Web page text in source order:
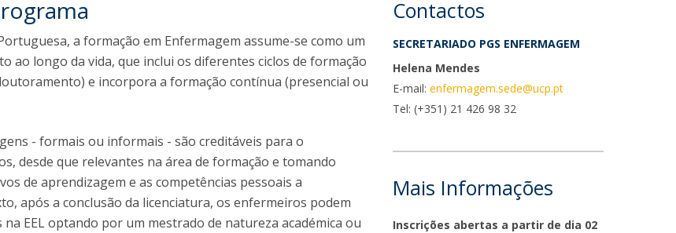
Microcredenciais
UCP2 Mental Health
UCP4SUCCESS
a formação em Enfermagem assume-se como um
ao longo da vida, que inclui os diferentes ciclos de formação
e incorpora a formação contínua (presencial ou
- formais ou informais - são creditáveis para o
desde que relevantes na área de formação e tomando
de aprendizagem e as competências pessoais a
após a conclusão da licenciatura, os enfermeiros podem
EEL optando por um mestrado de natureza académica ou
Contactos
SECRETARIADO PGS ENFERMAGEM
Helena Mendes
E-mail:enfermagem.sede@ucp.pt
Tel: (+351) 21 426 98 32
Mais Informações
Inscrições abertas a partir de dia 02